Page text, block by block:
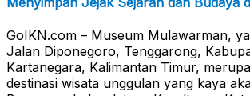
GoIKN.com – Museum Mulawarman,
Jalan Diponegoro, Tenggarong,
Kartanegara, Kalimantan Timur,
destinasi wisata unggulan yang kaya